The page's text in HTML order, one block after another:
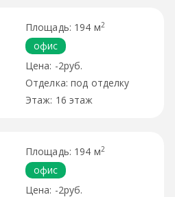
194 м2
офис
-2руб.
под отделку
16 этаж
194 м2
офис
-2руб.